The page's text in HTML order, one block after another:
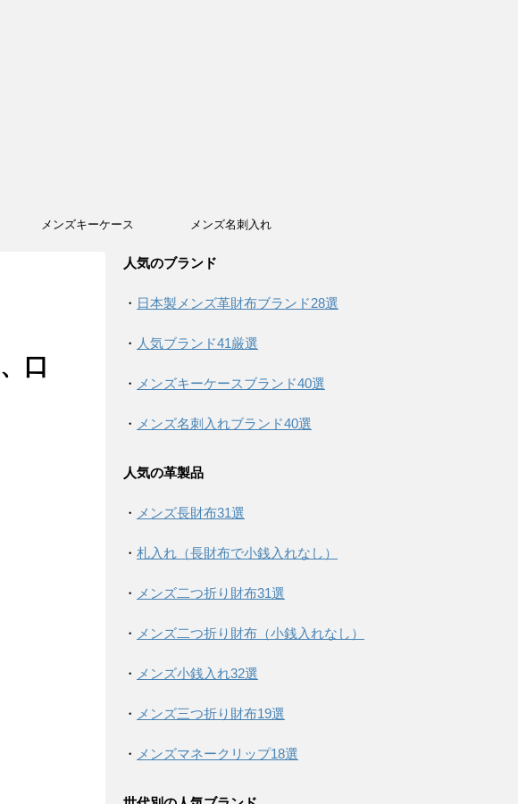
メンズキーケース メンズ名刺入れ
口
人気のブランド
・ 日本製メンズ革財布ブランド28選
・ 人気ブランド41厳選
・ メンズキーケースブランド40選
・ メンズ名刺入れブランド40選
人気の革製品
・ メンズ長財布31選
・ 札入れ（長財布で小銭入れなし）
・ メンズ二つ折り財布31選
・ メンズ二つ折り財布（小銭入れなし）
・ メンズ小銭入れ32選
・ メンズ三つ折り財布19選
・ メンズマネークリップ18選